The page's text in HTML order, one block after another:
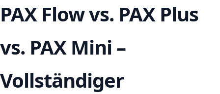
PAX Flow vs. PAX Plus
vs. PAX Mini –
Vollständiger